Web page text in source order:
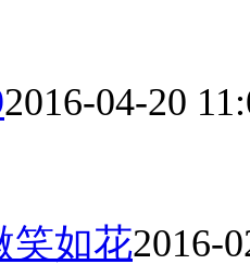
2016-04-20
笑如花2016-